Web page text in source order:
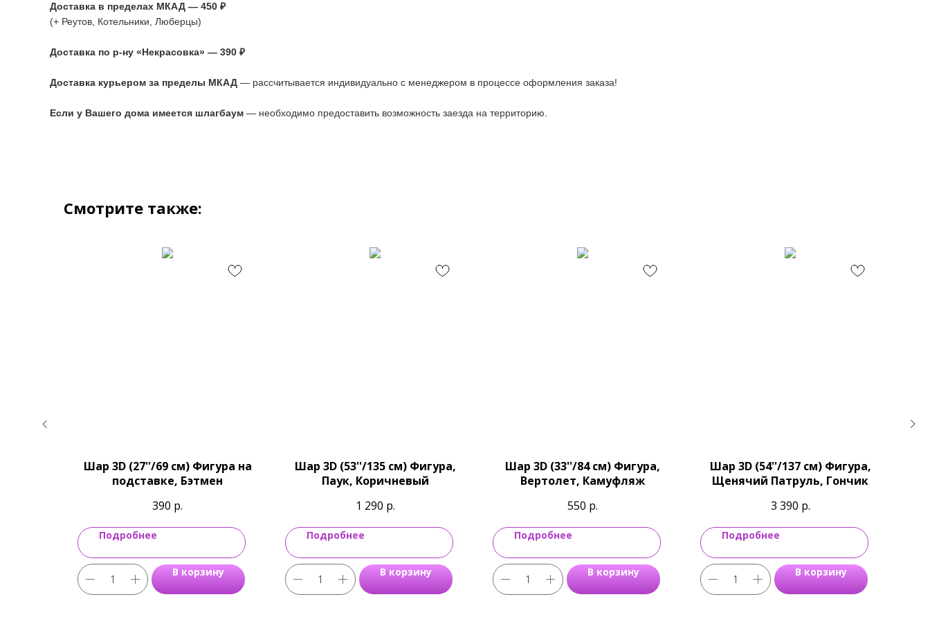
Доставка в пределах МКАД — 450 ₽
(+ Реутов, Котельники, Люберцы)
Доставка по р-ну «Некрасовка» — 390 ₽
Доставка курьером за пределы МКАД — рассчитывается индивидуально с менеджером в процессе оформления заказа!
Если у Вашего дома имеется шлагбаум — необходимо предоставить возможность заезда на территорию.
Смотрите также:
Шар 3D (27''/69 см) Фигура на
подставке, Бэтмен
390 р.
Подробнее
В корзину
Шар 3D (53''/135 см) Фигура,
Паук, Коричневый
1 290 р.
Подробнее
В корзину
Шар 3D (33''/84 см) Фигура,
Вертолет, Камуфляж
550 р.
Подробнее
В корзину
Шар 3D (54''/137 см) Фигура,
Щенячий Патруль, Гончик
3 390 р.
Подробнее
В корзину